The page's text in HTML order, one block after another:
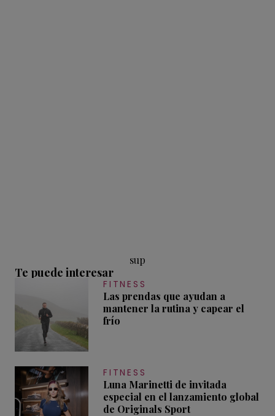
sup
Te puede interesar
FITNESS
Las prendas que ayudan a
mantener la rutina y capear el
frío
FITNESS
Luna Marinetti de invitada
especial en el lanzamiento global
de Originals Sport